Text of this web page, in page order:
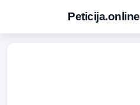
Peticija.online